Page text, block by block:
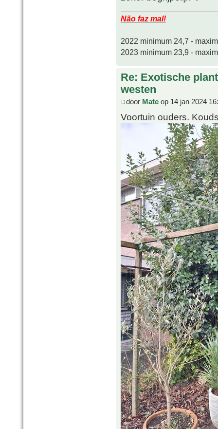
Não faz mal!
2022 minimum 24,7 -
2023 minimum 23,9 -
Re: Exotische
westen
door Mate op 14 jan 2024
Voortuin ouders.